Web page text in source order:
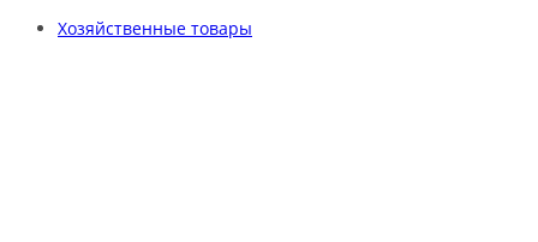
Хозяйственные товары